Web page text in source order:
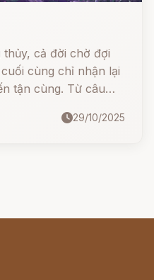
cả đời chờ đợi
cùng chỉ nhận lại
tận cùng. Từ câu
cây lạ - cây Trinh
e thẹn và đau khổ.
29/10/2025